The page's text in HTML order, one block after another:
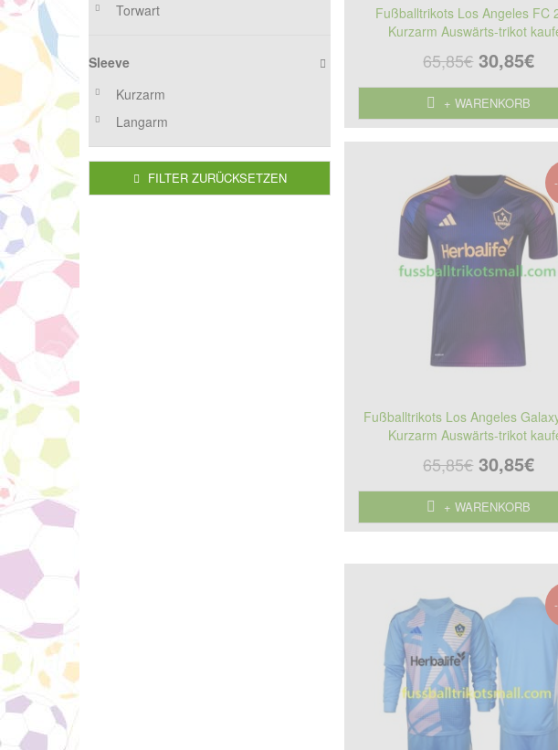
Torwart
Sleeve
Kurzarm
Langarm
FILTER ZURÜCKSETZEN
Fußballtrikots Los Angeles FC
Kurzarm Auswärts-trikot
65,85€ 30,85€
+ WARENKORB
Fußballtrikots Los Angeles
Kurzarm Auswärts-trikot
65,85€ 30,85€
+ WARENKORB